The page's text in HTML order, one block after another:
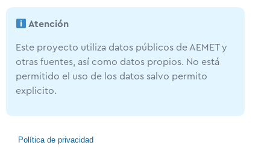
Atención
Este proyecto utiliza datos públicos de AEMET y
otras fuentes, así como datos propios. No está
permitido el uso de los datos salvo permito
explicito.
Política de privacidad